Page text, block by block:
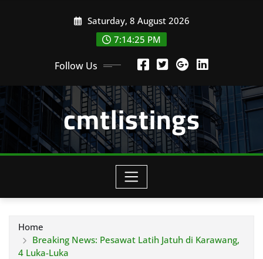
Saturday, 8 August 2026
7:14:26 PM
Follow Us
cmtlistings
Home
Breaking News: Pesawat Latih Jatuh di Karawang,
4 Luka-Luka